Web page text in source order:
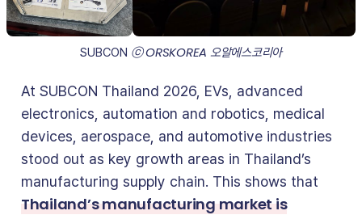
SUBCON ⓒ ORSKOREA 오알에스코리아
At SUBCON Thailand 2026, EVs, advanced
electronics, automation and robotics, medical
devices, aerospace, and automotive industries
stood out as key growth areas in Thailand’s
manufacturing supply chain. This shows that
Thailand’s manufacturing market is